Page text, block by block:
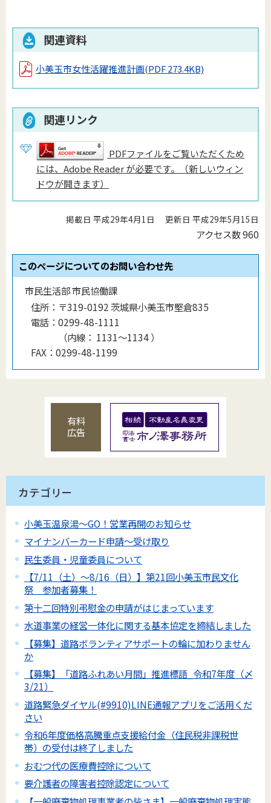
関連資料
小美玉市女性活躍推進計画(PDF 273.4KB)
関連リンク
PDFファイルをご覧いただくため
には、Adobe Reader が必要です。（新しいウィン
ドウが開きます）
掲載日 平成29年4月1日 更新日 平成29年5月15日
アクセス数960
このページについてのお問い合わせ先
市民生活部 市民協働課
住所： 〒319-0192 茨城県小美玉市堅倉835
電話： 0299-48-1111
（内線 ： 1131〜1134）
FAX： 0299-48-1199
有料
広告
カテゴリー
小美玉温泉湯～GO！営業再開のお知らせ
マイナンバーカード申請～受け取り
民生委員・児童委員について
【7/11（土）～8/16（日）】第21回小美玉市民文化
祭 参加者募集！
第十二回特別弔慰金の申請がはじまっています
水道事業の経営一体化に関する基本協定を締結しました
【募集】道路ボランティアサポートの輪に加わりません
か
【募集】「道路ふれあい月間」推進標語_令和7年度（〆
3/21）
道路緊急ダイヤル(#9910)LINE通報アプリをご活用くだ
さい
令和6年度価格高騰重点支援給付金（住民税非課税世
帯）の受付は終了しました
おむつ代の医療費控除について
要介護者の障害者控除認定について